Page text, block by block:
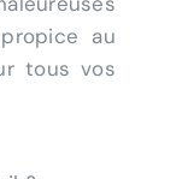
au
tous vos